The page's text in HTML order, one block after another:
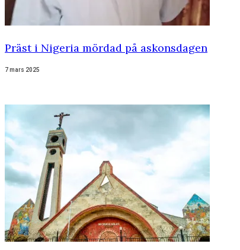
Präst i Nigeria mördad på askonsdagen
7 mars 2025